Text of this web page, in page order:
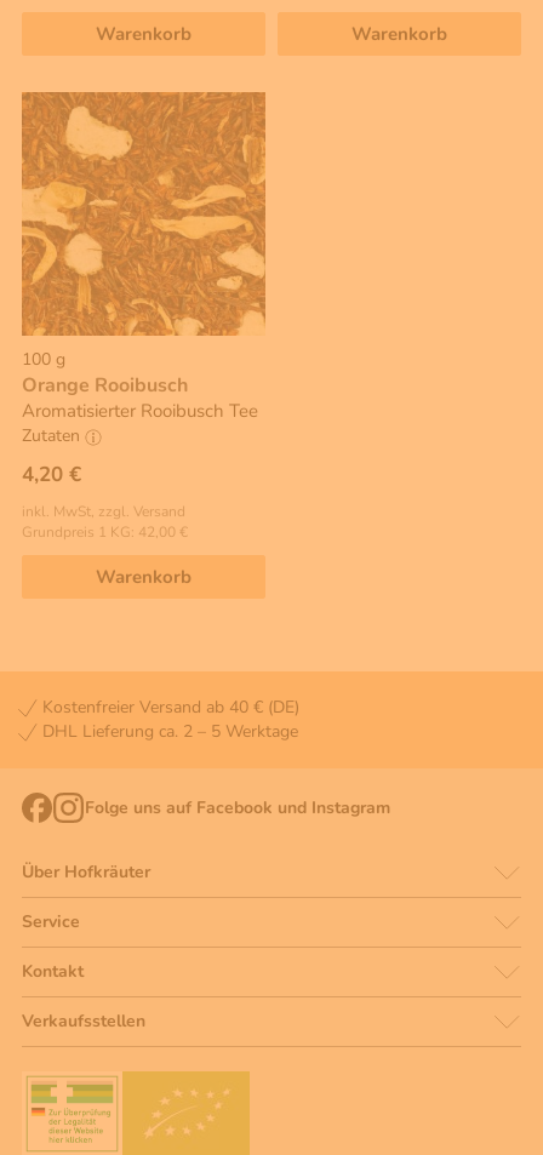
Warenkorb Warenkorb
100 g
Orange Rooibusch
Aromatisierter Rooibusch Tee
Zutaten
4,20 €
inkl. MwSt, zzgl. Versand
Grundpreis 1 KG: 42,00 €
Warenkorb
Kostenfreier Versand ab 40 € (DE)
DHL Lieferung ca. 2 – 5 Werktage
Folge uns auf Facebook und Instagram
Über Hofkräuter
Service
Kontakt
Verkaufsstellen